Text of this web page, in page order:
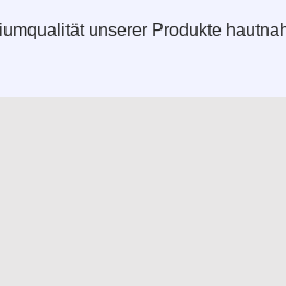
unserer Produkte